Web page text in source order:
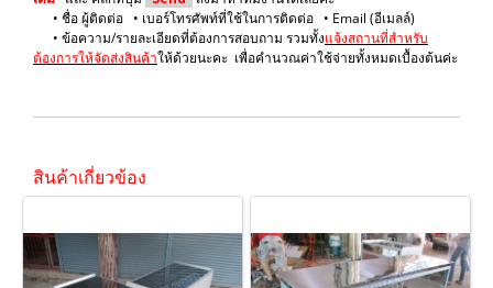
• ชื่อ ผู้ติดต่อ • เบอร์โทรศัพท์ที่ใช้ในการติดต่อ • Email (อีเมลล์)
• ข้อความ/รายละเอียดที่ต้องการสอบถาม รวมทั้งแจ้งสถานที่สำหรับ
ต้องการให้จัดส่งสินค้าให้ด้วยนะคะ เพื่อคำนวณค่าใช้จ่ายทั้งหมดเบื้องต้นค่ะ
สินค้าเกี่ยวข้อง